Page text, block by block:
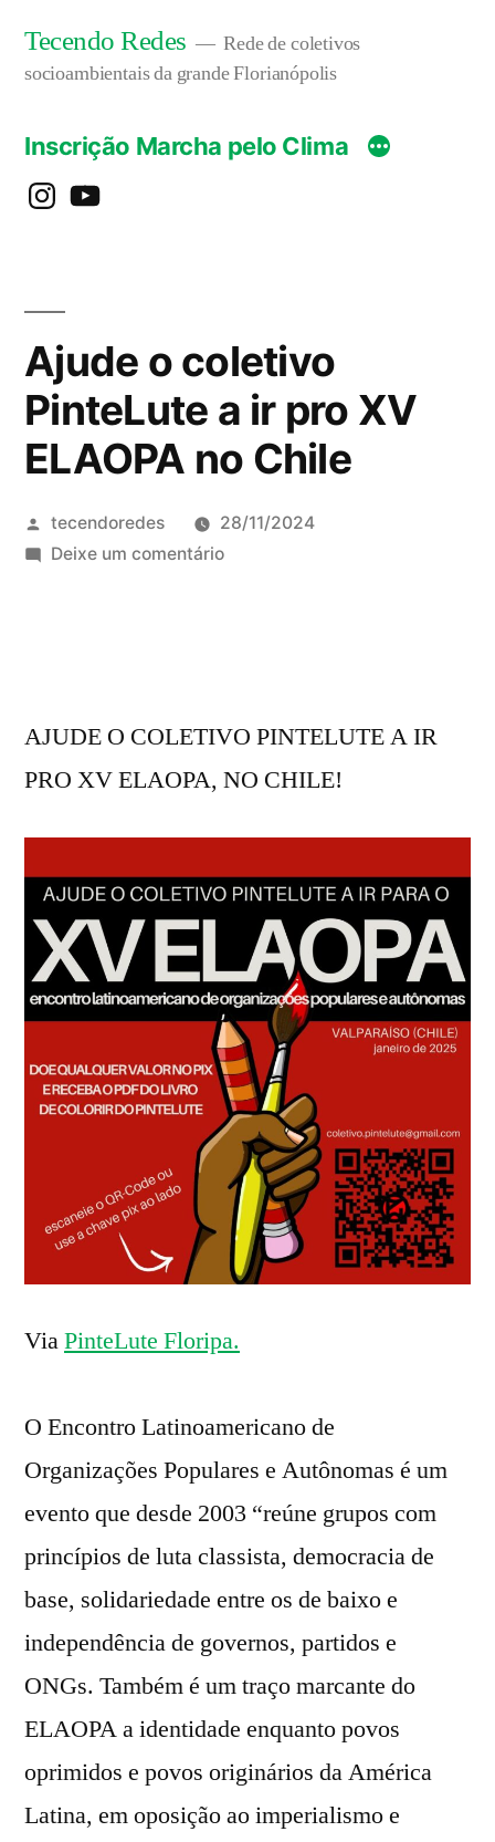
para
conteúdo
Tecendo Redes
Rede de coletivos
socioambientais da grande Florianópolis
Inscrição Marcha pelo Clima
instagramYouTube
Ajude o coletivo
PinteLute a ir pro XV
ELAOPA no Chile
Publicado
por
tecendoredes
28/11/2024
Deixe um comentárioem
ir
pro
Chile
AJUDE O COLETIVO PINTELUTE A IR
PRO XV ELAOPA, NO CHILE!
ViaPinteLute Floripa.
O Encontro Latinoamericano de
Organizações Populares e Autônomas é um
evento que desde 2003 “reúne grupos com
princípios de luta classista, democracia de
base, solidariedade entre os de baixo e
independência de governos, partidos e
ONGs. Também é um traço marcante do
ELAOPA a identidade enquanto povos
oprimidos e povos originários da América
Latina, em oposição ao imperialismo e